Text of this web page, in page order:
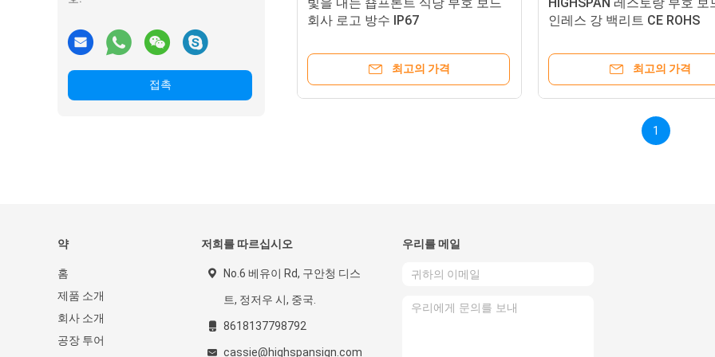
접촉
회사 로고 방수 IP67
최고의 가격
인레스 강 백리트 CE ROHS
최고의 가격
1
약
홈
제품 소개
회사 소개
공장 투어
저희를 따르십시오
No.6 베유이 Rd, 구안청 디스
트, 정저우 시, 중국.
8618137798792
cassie@highspansign.com
우리를 메일